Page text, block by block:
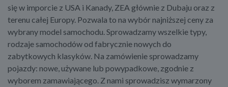
się w imporcie z USA i Kanady, ZEA głównie z Dubaju oraz z
terenu całej Europy. Pozwala to na wybór najniższej ceny za
wybrany model samochodu. Sprowadzamy wszelkie typy,
rodzaje samochodów od fabrycznie nowych do
zabytkowych klasyków. Na zamówienie sprowadzamy
pojazdy: nowe, używane lub powypadkowe, zgodnie z
wyborem zamawiającego. Z nami sprowadzisz wymarzony